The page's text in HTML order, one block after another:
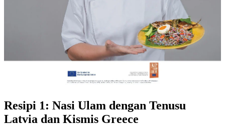
Resipi 1: Nasi Ulam dengan Tenusu
Latvia dan Kismis Greece